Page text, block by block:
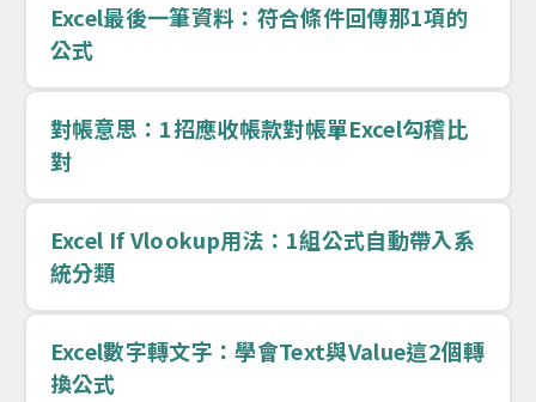
Excel最後一筆資料：符合條件回傳那1項的
公式
對帳意思：1招應收帳款對帳單Excel勾稽比
對
Excel If Vlookup用法：1組公式自動帶入系
統分類
Excel數字轉文字：學會Text與Value這2個轉
換公式